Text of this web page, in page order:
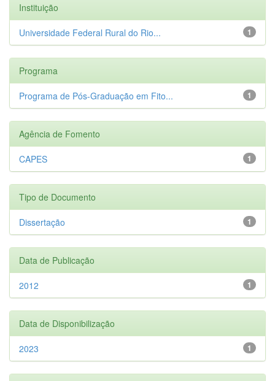
Instituição
1
Universidade Federal Rural do Rio...
Programa
1
Programa de Pós-Graduação em Fito...
Agência de Fomento
1
CAPES
Tipo de Documento
1
Dissertação
Data de Publicação
1
2012
Data de Disponibilização
1
2023